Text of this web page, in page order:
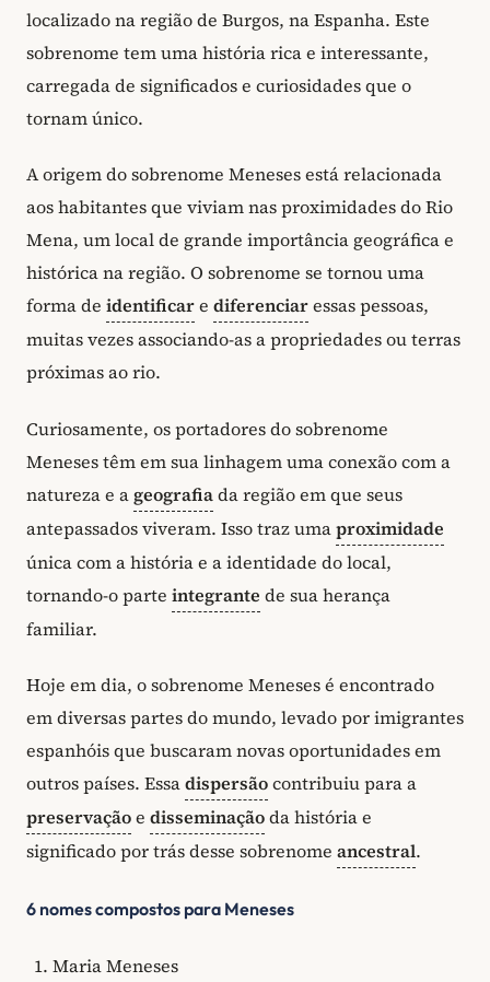
localizado na região de Burgos, na Espanha. Este
sobrenome tem uma história rica e interessante,
carregada de significados e curiosidades que o
tornam único.
A origem do sobrenome Meneses está relacionada
aos habitantes que viviam nas proximidades do Rio
Mena, um local de grande importância geográfica e
histórica na região. O sobrenome se tornou uma
forma de identificare diferenciaressas pessoas,
muitas vezes associando-as a propriedades ou terras
próximas ao rio.
Curiosamente, os portadores do sobrenome
Meneses têm em sua linhagem uma conexão com a
natureza e ageografiada região em que seus
antepassados viveram. Isso traz umaproximidade
única com a história e a identidade do local,
tornando-o parte integrante de sua herança
familiar.
Hoje em dia, o sobrenome Meneses é encontrado
em diversas partes do mundo, levado por imigrantes
espanhóis que buscaram novas oportunidades em
outros países. Essadispersãocontribuiu para a
preservaçãoe disseminaçãoda história e
significado por trás desse sobrenome ancestral.
6 nomes compostos para Meneses
Maria Meneses